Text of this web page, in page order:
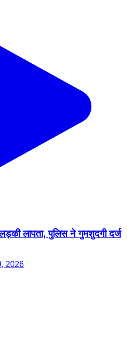
लड़की लापता, पुलिस ने गुमशुदगी दर्ज
2026